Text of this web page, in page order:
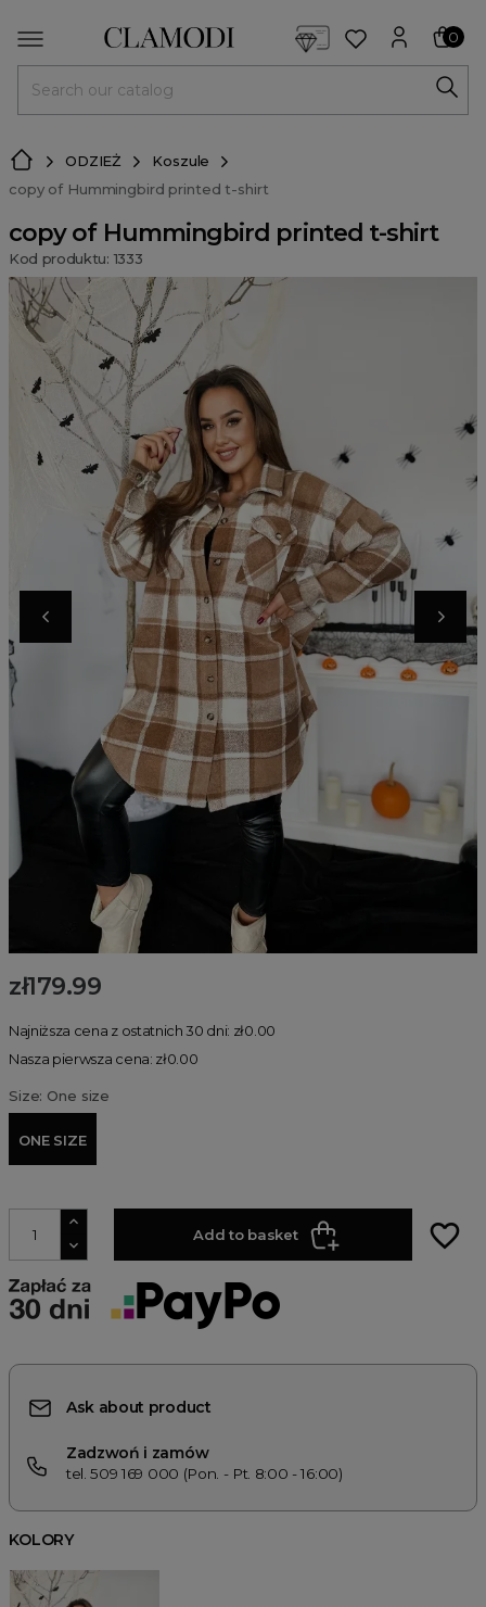
0
ODZIEŻ
Koszule
copy of Hummingbird printed t-shirt
copy of Hummingbird printed t-shirt
Kod produktu: 1333
zł179.99
Najniższa cena z ostatnich 30 dni: zł0.00
Nasza pierwsza cena: zł0.00
Size: One size
ONE SIZE
Add to basket favorite_border
Ask about product
Zadzwoń i zamów
tel. 509 169 000 (Pon. - Pt. 8:00 - 16:00)
KOLORY